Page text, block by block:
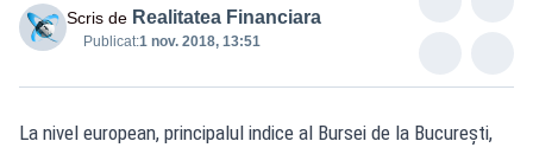
Scris de Realitatea Financiara
Publicat:1 nov. 2018, 13:51
La nivel european, principalul indice al Bursei de la București,